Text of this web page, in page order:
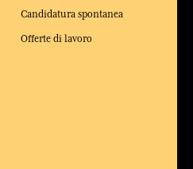
Candidatura spontanea
Offerte di lavoro